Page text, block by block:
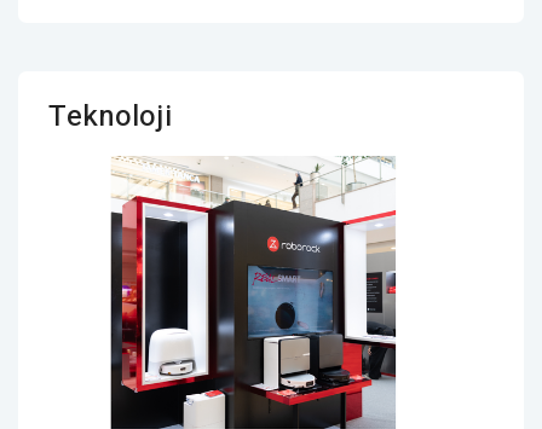
Teknoloji